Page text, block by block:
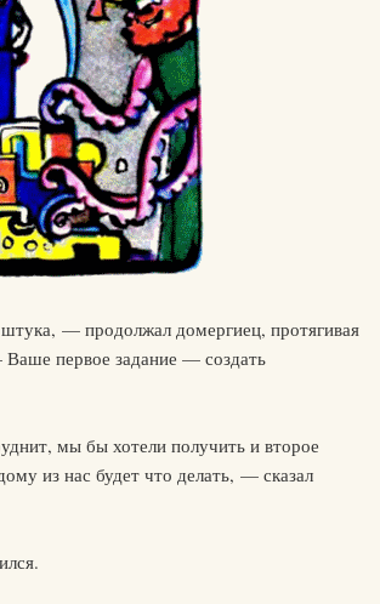
— продолжал домергиец, протягивая
первое задание — создать
мы бы хотели получить и второе
из нас будет что делать, — сказал